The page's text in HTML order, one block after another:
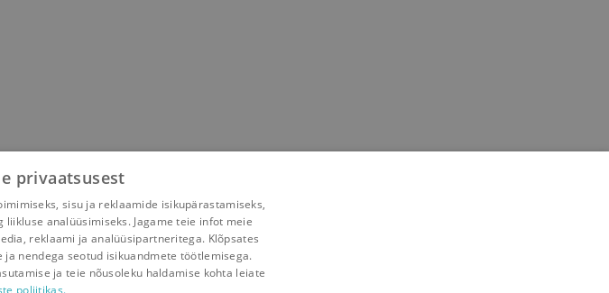
privaatsusest
sisu ja reklaamide isikupärastamiseks,
analüüsimiseks. Jagame teie infot meie
reklaami ja analüüsipartneritega. Klõpsates
ja nendega seotud isikuandmete töötlemisega.
ja teie nõusoleku haldamise kohta leiate
poliitikas.